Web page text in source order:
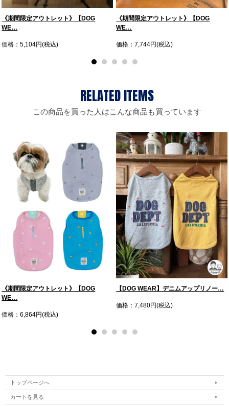
《期間限定アウトレット》【DOG
WE…
価格：5,104円(税込)
《期間限定アウトレット》【DOG
WE…
価格：7,744円(税込)
この商品を買った人はこんな商品も買っています
《期間限定アウトレット》【DOG
WE…
価格：6,864円(税込)
【DOG WEAR】デニムアップリノー…
価格：7,480円(税込)
トップページへ
カートを見る